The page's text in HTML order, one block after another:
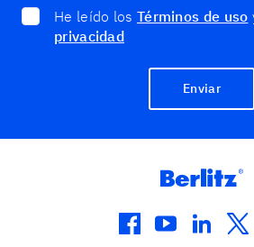
He leído los Términos de uso
privacidad
Enviar
facebook
youtube